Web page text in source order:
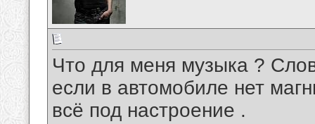
Что для меня музыка ?
если в автомобиле нет
всё под настроение .